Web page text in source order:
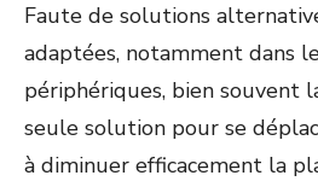
Faute de solutions
adaptées, notamment dans
périphériques, bien souvent
seule solution pour se
à diminuer efficacement la